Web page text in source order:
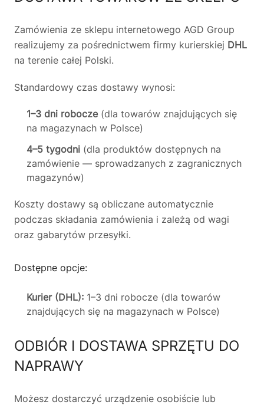
Zamówienia ze sklepu internetowego AGD Group
realizujemy za pośrednictwem firmy kurierskiej DHL
na terenie całej Polski.
Standardowy czas dostawy wynosi:
1–3 dni robocze(dla towarów znajdujących się
na magazynach w Polsce)
4–5 tygodni (dla produktów dostępnych na
zamówienie — sprowadzanych z zagranicznych
magazynów)
Koszty dostawy są obliczane automatycznie
podczas składania zamówienia i zależą od wagi
oraz gabarytów przesyłki.
Dostępne opcje:
Kurier (DHL): 1–3 dni robocze (dla towarów
znajdujących się na magazynach w Polsce)
ODBIÓR I DOSTAWA SPRZĘTU DO
NAPRAWY
Możesz dostarczyć urządzenie osobiście lub